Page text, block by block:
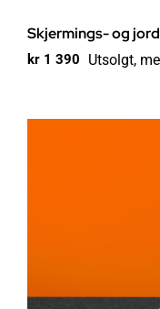
Skjermings- og
kr 1 390 Utsolgt,